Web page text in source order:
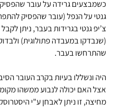
כשמבצעים גרידה על עובר
גנטי על הנפל (עובר שהפסיק
צ’יפ גנטי בגרידות בעבר, ניתן
(שנבדקו במעבדה פתולוגית)
שהתרחשו בעבר.
היה ונשללו בעיות בקרב העובר
אצל האם יכולה לנבוע ממשהו
מחיצה, זו ניתן לאבחן ע"י